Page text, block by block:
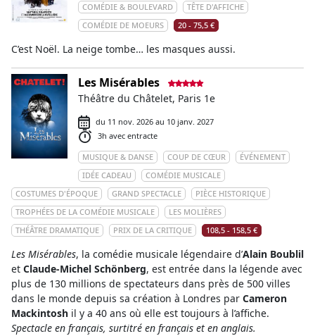
COMÉDIE & BOULEVARD
TÊTE D'AFFICHE
COMÉDIE DE MOEURS
20 - 75,5 €
C’est Noël. La neige tombe… les masques aussi.
Les Misérables
Théâtre du Châtelet, Paris 1e
du 11 nov. 2026 au 10 janv. 2027
3h avec entracte
MUSIQUE & DANSE
COUP DE CŒUR
ÉVÉNEMENT
IDÉE CADEAU
COMÉDIE MUSICALE
COSTUMES D'ÉPOQUE
GRAND SPECTACLE
PIÈCE HISTORIQUE
TROPHÉES DE LA COMÉDIE MUSICALE
LES MOLIÈRES
THÉÂTRE DRAMATIQUE
PRIX DE LA CRITIQUE 108,5 - 158,5 €
Les Misérables, la comédie musicale légendaire d’Alain Boublil
et Claude-Michel Schönberg, est entrée dans la légende avec
plus de 130 millions de spectateurs dans près de 500 villes
dans le monde depuis sa création à Londres par Cameron
Mackintosh il y a 40 ans où elle est toujours à l’affiche.
Spectacle en français, surtitré en français et en anglais.